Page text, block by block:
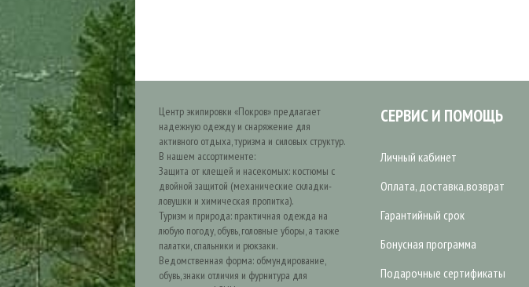
Центр экипировки «Покров» предлагает
надежную одежду и снаряжение для
активного отдыха, туризма и силовых структур.
В нашем ассортименте:
Защита от клещей и насекомых: костюмы с
двойной защитой (механические складки-
ловушки и химическая пропитка).
Туризм и природа: практичная одежда на
любую погоду, обувь, головные уборы, а также
палатки, спальники и рюкзаки.
Ведомственная форма: обмундирование,
обувь, знаки отличия и фурнитура для
СЕРВИС И ПОМОЩЬ
Личный кабинет
Оплата, доставка,возврат
Гарантийный срок
Бонусная программа
Подарочные сертификаты